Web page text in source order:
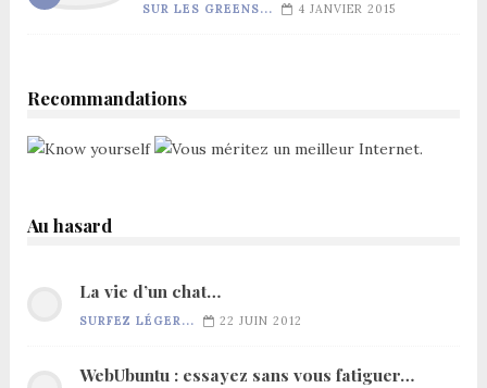
SUR LES GREENS... 4 JANVIER 2015
Recommandations
Au hasard
La vie d’un chat…
SURFEZ LÉGER... 22 JUIN 2012
WebUbuntu : essayez sans vous fatiguer…